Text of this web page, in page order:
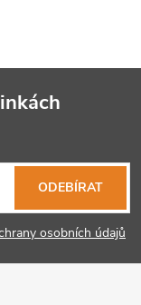
osobních údajů
ODEBÍRAT